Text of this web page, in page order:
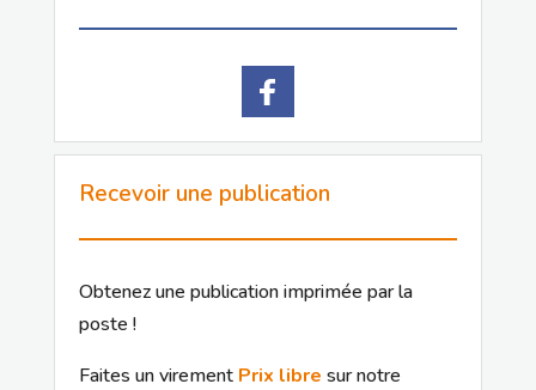
Recevoir une publication
Obtenez une publication imprimée par la
poste !
Faites un virement Prix libre sur notre